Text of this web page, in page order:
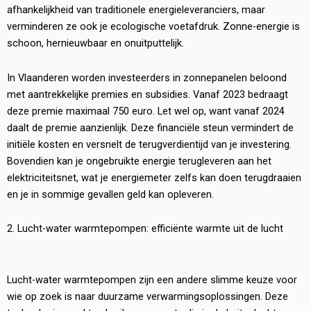
afhankelijkheid van traditionele energieleveranciers, maar
verminderen ze ook je ecologische voetafdruk. Zonne-energie is
schoon, hernieuwbaar en onuitputtelijk.
In Vlaanderen worden investeerders in zonnepanelen beloond
met aantrekkelijke premies en subsidies. Vanaf 2023 bedraagt
deze premie maximaal 750 euro. Let wel op, want vanaf 2024
daalt de premie aanzienlijk. Deze financiële steun vermindert de
initiële kosten en versnelt de terugverdientijd van je investering.
Bovendien kan je ongebruikte energie terugleveren aan het
elektriciteitsnet, wat je energiemeter zelfs kan doen terugdraaien
en je in sommige gevallen geld kan opleveren.
2. Lucht-water warmtepompen: efficiënte warmte uit de lucht
Lucht-water warmtepompen zijn een andere slimme keuze voor
wie op zoek is naar duurzame verwarmingsoplossingen. Deze